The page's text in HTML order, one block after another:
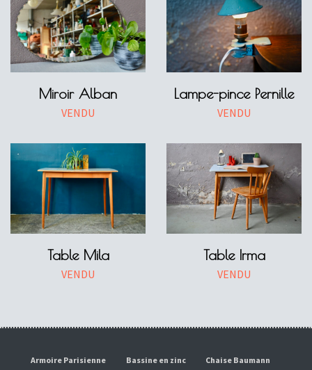
Miroir Alban
VENDU
Lampe-pince Pernille
VENDU
Table Mila
VENDU
Table Irma
VENDU
Armoire Parisienne Bassine en zinc
Chaise Baumann